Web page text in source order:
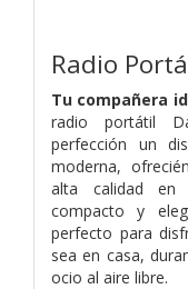
Radio
Tu compañera
radio portátil
perfección un
moderna,
alta calidad en
compacto y
perfecto para
sea en casa,
ocio al aire libre.